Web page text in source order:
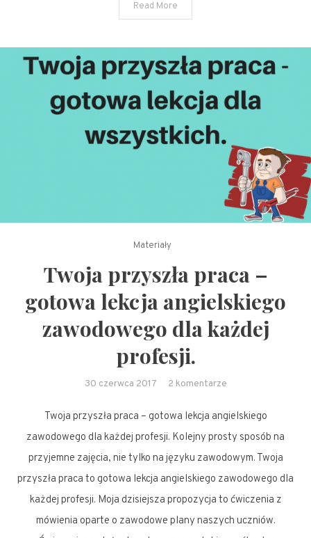
Read More
Materiały
Twoja przyszła praca –
gotowa lekcja angielskiego
zawodowego dla każdej
profesji.
30 czerwca 2017 2 komentarzedo
przyszła
praca
–
angielskiego
zawodowego
Twoja przyszła praca – gotowa lekcja angielskiego
zawodowego dla każdej profesji. Kolejny prosty sposób na
przyjemne zajęcia, nie tylko na języku zawodowym. Twoja
przyszła praca to gotowa lekcja angielskiego zawodowego dla
każdej profesji. Moja dzisiejsza propozycja to ćwiczenia z
mówienia oparte o zawodowe plany naszych uczniów.